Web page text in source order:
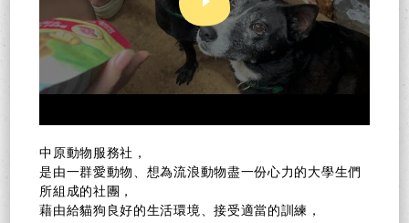
中原動物服務社，
是由一群愛動物、想為流浪動物盡一份心力的大學生們
所組成的社團，
藉由給貓狗良好的生活環境、接受適當的訓練，